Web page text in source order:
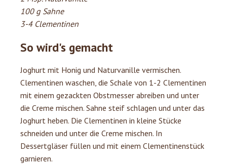
100 g Sahne
3-4 Clementinen
So wird's gemacht
Joghurt mit Honig und Naturvanille vermischen.
Clementinen waschen, die Schale von 1-2 Clementinen
mit einem gezackten Obstmesser abreiben und unter
die Creme mischen. Sahne steif schlagen und unter das
Joghurt heben. Die Clementinen in kleine Stücke
schneiden und unter die Creme mischen. In
Dessertgläser füllen und mit einem Clementinenstück
garnieren.